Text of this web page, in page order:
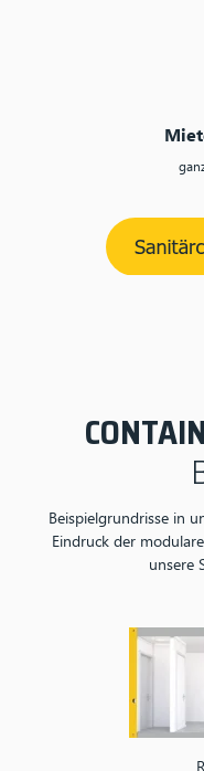
Beispielgrundrisse in
Eindruck der
unsere